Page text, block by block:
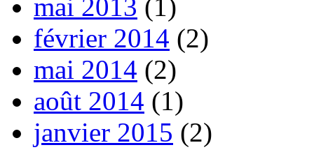
mai 2013 (1)
février 2014 (2)
mai 2014 (2)
août 2014 (1)
janvier 2015 (2)